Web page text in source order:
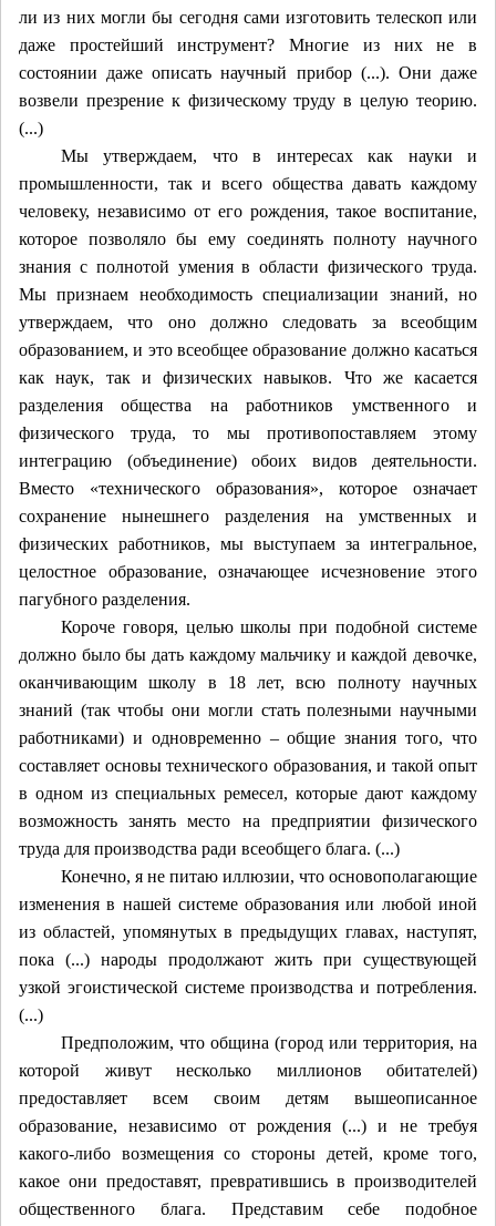
ли из них могли бы сегодня сами изготовить телескоп или
даже простейший инструмент? Многие из них не в
состоянии даже описать научный прибор (...). Они даже
возвели презрение к физическому труду в целую теорию.
(...)
Мы утверждаем, что в интересах как науки и
промышленности, так и всего общества давать каждому
человеку, независимо от его рождения, такое воспитание,
которое позволяло бы ему соединять полноту научного
знания с полнотой умения в области физического труда.
Мы признаем необходимость специализации знаний, но
утверждаем, что оно должно следовать за всеобщим
образованием, и это всеобщее образование должно касаться
как наук, так и физических навыков. Что же касается
разделения общества на работников умственного и
физического труда, то мы противопоставляем этому
интеграцию (объединение) обоих видов деятельности.
Вместо «технического образования», которое означает
сохранение нынешнего разделения на умственных и
физических работников, мы выступаем за интегральное,
целостное образование, означающее исчезновение этого
пагубного разделения.
Короче говоря, целью школы при подобной системе
должно было бы дать каждому мальчику и каждой девочке,
оканчивающим школу в 18 лет, всю полноту научных
знаний (так чтобы они могли стать полезными научными
работниками) и одновременно – общие знания того, что
составляет основы технического образования, и такой опыт
в одном из специальных ремесел, которые дают каждому
возможность занять место на предприятии физического
труда для производства ради всеобщего блага. (...)
Конечно, я не питаю иллюзии, что основополагающие
изменения в нашей системе образования или любой иной
из областей, упомянутых в предыдущих главах, наступят,
пока (...) народы продолжают жить при существующей
узкой эгоистической системе производства и потребления.
(...)
Предположим, что община (город или территория, на
которой живут несколько миллионов обитателей)
предоставляет всем своим детям вышеописанное
образование, независимо от рождения (...) и не требуя
какого-либо возмещения со стороны детей, кроме того,
какое они предоставят, превратившись в производителей
общественного блага. Представим себе подобное